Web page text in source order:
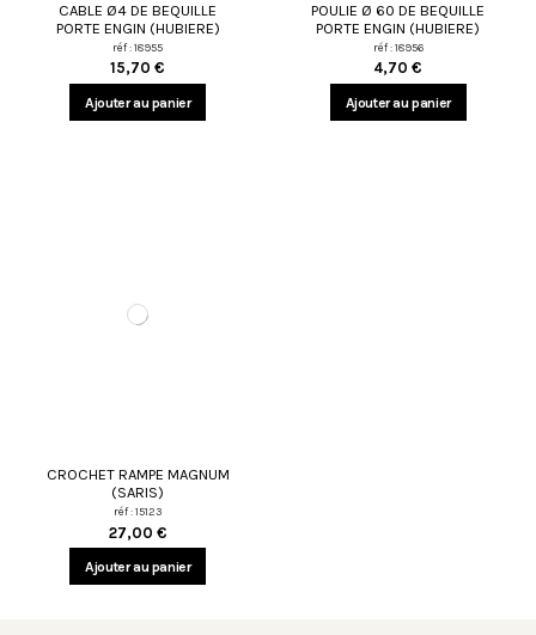
CABLE Ø4 DE BEQUILLE
PORTE ENGIN (HUBIERE)
réf : 18955
15,70 €
Ajouter au panier
POULIE Ø 60 DE BEQUILLE
PORTE ENGIN (HUBIERE)
réf : 18956
4,70 €
Ajouter au panier
CROCHET RAMPE MAGNUM
(SARIS)
réf : 15123
27,00 €
Ajouter au panier